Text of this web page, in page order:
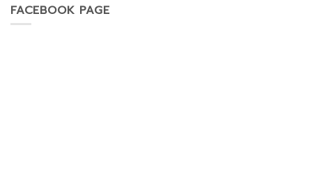
FACEBOOK PAGE